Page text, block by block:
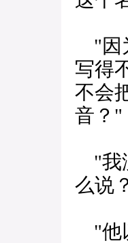
"因
写得
不会
音？"
"我
么说
"他